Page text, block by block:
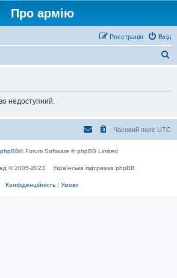
Про армію
Вхід
Реєстрація
недоступний.
Часовий пояс UTC
phpBB® Forum Software © phpBB Limited
© 2005-2023 Українська підтримка phpBB
Конфіденційність | Умови